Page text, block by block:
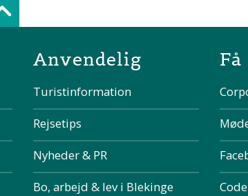
Scroll top of the page
Anvendelig
Turistinformation
Rejsetips
Nyheder & PR
Bo, arbejd & lev i Blekinge